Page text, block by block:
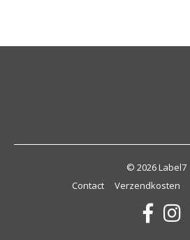
© 2026 Label7
Contact
Verzendkosten